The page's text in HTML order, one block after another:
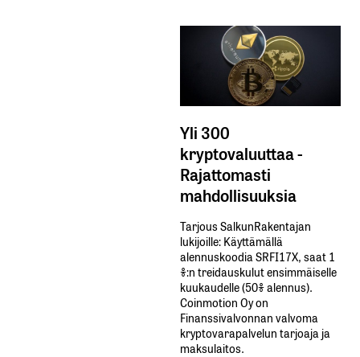
Yli 300
kryptovaluuttaa -
Rajattomasti
mahdollisuuksia
Tarjous SalkunRakentajan
lukijoille: Käyttämällä​ ​
alennuskoodia​ ​SRFI17X,​ ​saat​ ​1
%:n treidauskulut​ ​ensimmäiselle​ ​
kuukaudelle​ ​(50%​ ​alennus).
Coinmotion Oy on
Finanssivalvonnan valvoma
kryptovarapalvelun tarjoaja ja
maksulaitos.